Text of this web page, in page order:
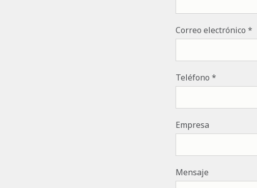
Correo electrónico
Teléfono
Empresa
Mensaje